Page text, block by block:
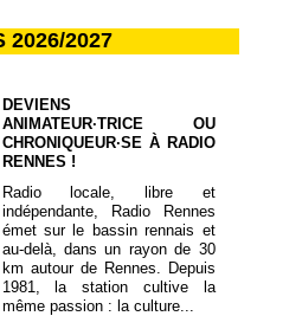
2026/2027
DEVIENS
ANIMATEUR·TRICE OU
CHRONIQUEUR·SE À RADIO
RENNES !
Radio locale, libre et
indépendante, Radio Rennes
émet sur le bassin rennais et
au-delà, dans un rayon de 30
km autour de Rennes. Depuis
1981, la station cultive la
même passion : la culture...